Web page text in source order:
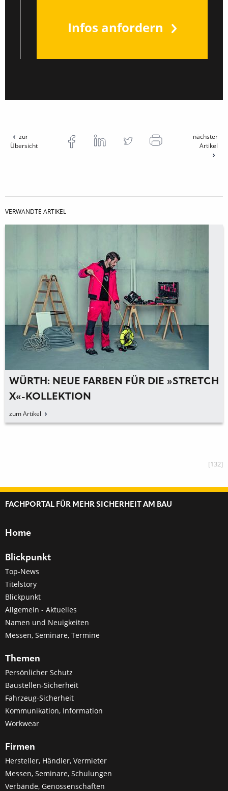
Infos anfordern
zur
Übersicht
nächster
Artikel
VERWANDTE ARTIKEL
WÜRTH: NEUE FARBEN FÜR DIE »STRETCH
X«-KOLLEKTION
zum Artikel
[132]
FACHPORTAL FÜR MEHR SICHERHEIT AM BAU
Home
Blickpunkt
Top-News
Titelstory
Blickpunkt
Allgemein - Aktuelles
Namen und Neuigkeiten
Messen, Seminare, Termine
Themen
Persönlicher Schutz
Baustellen-Sicherheit
Fahrzeug-Sicherheit
Kommunikation, Information
Workwear
Firmen
Hersteller, Händler, Vermieter
Messen, Seminare, Schulungen
Verbände, Genossenschaften